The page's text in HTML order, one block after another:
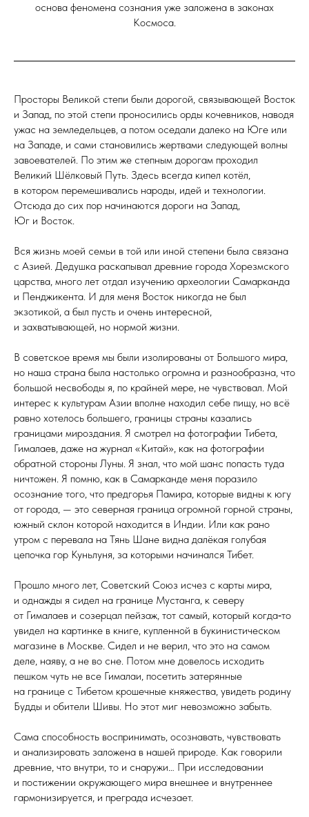
основа феномена сознания уже заложена в законах
Космоса.
Просторы Великой степи были дорогой, связывающей Восток
и Запад, по этой степи проносились орды кочевников, наводя
ужас на земледельцев, а потом оседали далеко на Юге или
на Западе, и сами становились жертвами следующей волны
завоевателей. По этим же степным дорогам проходил
Великий Шёлковый Путь. Здесь всегда кипел котёл,
в котором перемешивались народы, идей и технологии.
Отсюда до сих пор начинаются дороги на Запад,
Юг и Восток.
Вся жизнь моей семьи в той или иной степени была связана
с Азией. Дедушка раскапывал древние города Хорезмского
царства, много лет отдал изучению археологии Самарканда
и Пенджикента. И для меня Восток никогда не был
экзотикой, а был пусть и очень интересной,
и захватывающей, но нормой жизни.
В советское время мы были изолированы от Большого мира,
но наша страна была настолько огромна и разнообразна, что
большой несвободы я, по крайней мере, не чувствовал. Мой
интерес к культурам Азии вполне находил себе пищу, но всё
равно хотелось большего, границы страны казались
границами мироздания. Я смотрел на фотографии Тибета,
Гималаев, даже на журнал «Китай», как на фотографии
обратной стороны Луны. Я знал, что мой шанс попасть туда
ничтожен. Я помню, как в Самарканде меня поразило
осознание того, что предгорья Памира, которые видны к югу
от города, — это северная граница огромной горной страны,
южный склон которой находится в Индии. Или как рано
утром с перевала на Тянь Шане видна далёкая голубая
цепочка гор Куньлуня, за которыми начинался Тибет.
Прошло много лет, Советский Союз исчез с карты мира,
и однажды я сидел на границе Мустанга, к северу
от Гималаев и созерцал пейзаж, тот самый, который когда‑то
увидел на картинке в книге, купленной в букинистическом
магазине в Москве. Сидел и не верил, что это на самом
деле, наяву, а не во сне. Потом мне довелось исходить
пешком чуть не все Гималаи, посетить затерянные
на границе с Тибетом крошечные княжества, увидеть родину
Будды и обители Шивы. Но этот миг невозможно забыть.
Сама способность воспринимать, осознавать, чувствовать
и анализировать заложена в нашей природе. Как говорили
древние, что внутри, то и снаружи… При исследовании
и постижении окружающего мира внешнее и внутреннее
гармонизируется, и преграда исчезает.